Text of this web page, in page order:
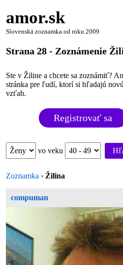
amor.sk
Slovenská zoznamka od roku 2009
Strana 28 - Zoznámenie
Ste v Žiline a chcete sa zoznámiť?
stránka pre ľudí, ktorí si hľadajú
vzťah.
Registrovať sa
vo veku
Zoznamka › Žilina
compuman